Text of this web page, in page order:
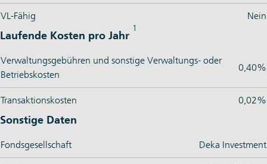
VL-Fähig Nein
Laufende Kosten pro Jahr
1
Verwaltungsgebühren und sonstige Verwaltungs- oder
Betriebskosten
0,40%
Transaktionskosten 0,02%
Sonstige Daten
Fondsgesellschaft Deka Investment